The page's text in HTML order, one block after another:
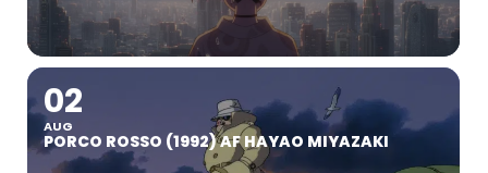
02
AUG
PORCO ROSSO (1992) AF HAYAO MIYAZAKI